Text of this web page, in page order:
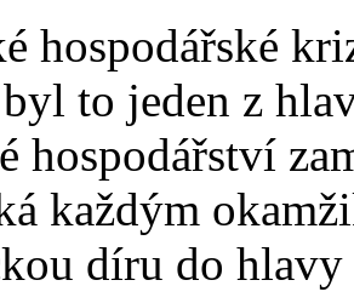
hospodářské
to jeden z
hospodářství
každým
díru do